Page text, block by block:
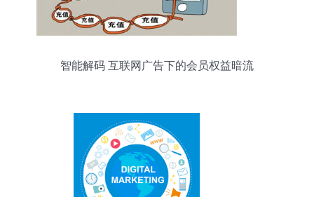
智能解码 互联网广告下的会员权益暗流